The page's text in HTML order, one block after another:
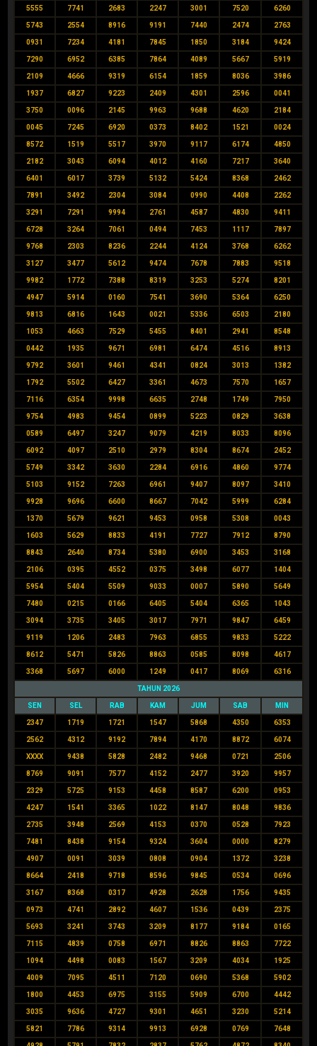
5555 7741 2683 2247 3001 7520 6260
5743 2554 8916 9191 7440 2474 2763
0931 7234 4181 7845 1850 3184 9424
7290 6952 6385 7864 4089 5667 5919
2109 4666 9319 6154 1859 8036 3986
1937 6827 9223 2409 4301 2596 0041
3750 0096 2145 9963 9688 4620 2184
0045 7245 6920 0373 8402 1521 0024
8572 1519 5517 3970 9117 6174 4850
2182 3043 6094 4012 4160 7217 3640
6401 6017 3739 5132 5424 8368 2462
7891 3492 2304 3084 0990 4408 2262
3291 7291 9994 2761 4587 4830 9411
6728 3264 7061 0494 7453 1117 7897
9768 2303 8236 2244 4124 3768 6262
3127 3477 5612 9474 7678 7883 9518
9982 1772 7388 8319 3253 5274 8201
4947 5914 0160 7541 3690 5364 6250
9813 6816 1643 0021 5336 6503 2180
1053 4663 7529 5455 8401 2941 8548
0442 1935 9671 6981 6474 4516 8913
9792 3601 9461 4341 0824 3013 1382
1792 5502 6427 3361 4673 7570 1657
7116 6354 9998 6635 2748 1749 7950
9754 4983 9454 0899 5223 0829 3638
0589 6497 3247 9079 4219 8033 8096
6092 4097 2510 2979 8304 8674 2452
5749 3342 3630 2284 6916 4860 9774
5103 9152 7263 6961 9407 8097 3410
9928 9696 6600 8667 7042 5999 6284
1370 5679 9621 9453 0958 5308 0043
1603 5629 8833 4191 7727 7912 8790
8843 2640 8734 5380 6900 3453 3168
2106 0395 4552 0375 3498 6077 1404
5954 5404 5509 9033 0007 5890 5649
7480 0215 0166 6405 5404 6365 1043
3094 3735 3405 3017 7971 9847 6459
9119 1206 2483 7963 6855 9833 5222
8612 5471 5826 8863 0585 8098 4617
3368 5697 6000 1249 0417 8069 6316
TAHUN 2026
SEN SEL RAB KAM JUM SAB MIN
2347 1719 1721 1547 5868 4350 6353
2562 4312 9192 7894 4170 8872 6074
XXXX 9438 5828 2482 9468 0721 2506
8769 9091 7577 4152 2477 3920 9957
2329 5725 9153 4458 8587 6200 0953
4247 1541 3365 1022 8147 8048 9836
2735 3948 2569 4153 0370 0528 7923
7481 8438 9154 9324 3604 0000 8279
4907 0091 3039 0808 0904 1372 3238
8664 2418 9718 8596 9845 0534 0696
3167 8368 0317 4928 2628 1756 9435
0973 4741 2892 4607 1536 0439 2375
5693 3241 3743 3209 8177 9184 0165
7115 4839 0758 6971 8826 8863 7722
1094 4498 0083 1567 3209 4034 1925
4009 7095 4511 7120 0690 5368 5902
1800 4453 6975 3155 5909 6700 4442
3035 9636 4727 9301 4651 3230 5214
5821 7786 9314 9913 6928 0769 7648